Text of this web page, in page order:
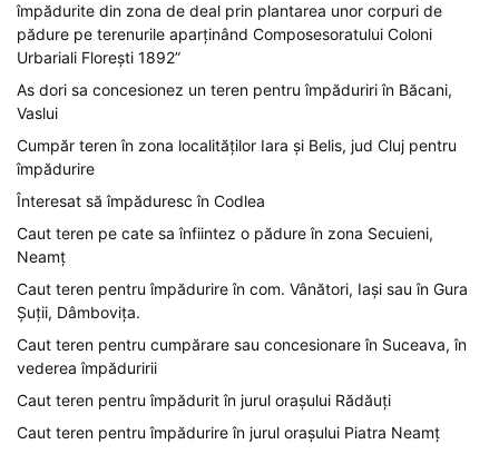
împădurite din zona de deal prin plantarea unor corpuri de
pădure pe terenurile aparținând Composesoratului Coloni
Urbariali Florești 1892”
As dori sa concesionez un teren pentru împăduriri în Băcani,
Vaslui
Cumpăr teren în zona localităților Iara și Belis, jud Cluj pentru
împădurire
Înteresat să împăduresc în Codlea
Caut teren pe cate sa înfiintez o pădure în zona Secuieni,
Neamț
Caut teren pentru împădurire în com. Vânători, Iași sau în Gura
Șuții, Dâmbovița.
Caut teren pentru cumpărare sau concesionare în Suceava, în
vederea împăduririi
Caut teren pentru împădurit în jurul orașului Rădăuți
Caut teren pentru împădurire în jurul orașului Piatra Neamț